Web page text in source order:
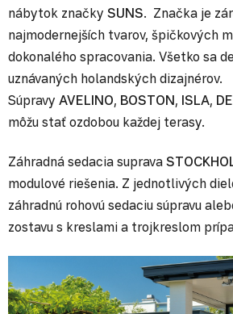
nábytok značky SUNS. Značka je
najmodernejších tvarov, špičkových
dokonalého spracovania. Všetko sa
uznávaných holandských dizajnérov.
Súpravy AVELINO, BOSTON, ISLA,
môžu stať ozdobou každej terasy.
Záhradná sedacia suprava
modulové riešenia. Z jednotlivých
záhradnú rohovú sedaciu súpravu
zostavu s kreslami a trojkreslom